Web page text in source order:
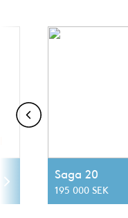
Saga 20
195 000 SEK